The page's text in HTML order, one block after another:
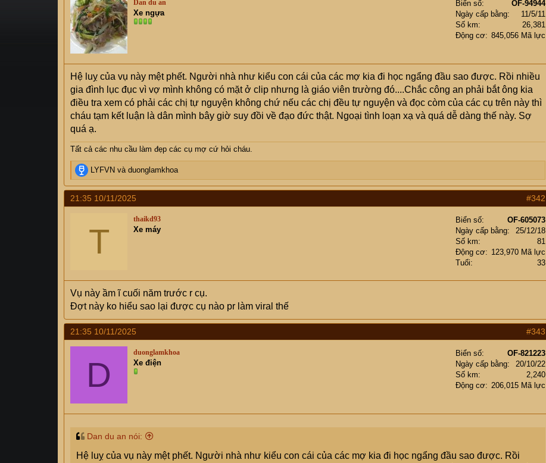
s
t
a
r
t
e
r
Dan du an
Xe ngựa
Biển số
OF-94944
Ngày cấp bằng
11/5/11
Số km
26,381
Động cơ
845,056 Mã lực
Hệ luỵ của vụ này mệt phết. Người nhà như kiểu con cái của các mợ kia đi học ngẩng đầu sao được. Rồi nhiều
gia đình lục đục vì vợ mình không có mặt ở clip nhưng là giáo viên trường đó....Chắc công an phải bắt ông kia
điều tra xem có phải các chị tự nguyện không chứ nếu các chị đều tự nguyện và đọc còm của các cụ trên này thì
cháu tạm kết luận là dân mình bây giờ suy đồi về đạo đức thật. Ngoại tình loạn xạ và quá dễ dàng thế này. Sợ
quá ạ.
Tất cả các nhu cầu làm đẹp các cụ mợ cứ hỏi cháu.
R
e
a
c
o
LYFVN và duonglamkhoa
21:35 10/11/2025 #342
T
thaikd93
Xe máy
Biển số
OF-605073
Ngày cấp bằng
25/12/18
Số km
81
Động cơ
123,970 Mã lực
Tuổi
33
Vụ này ầm ĩ cuối năm trước r cụ.
Đợt này ko hiểu sao lại được cụ nào pr làm viral thế
21:35 10/11/2025 #343
D
duonglamkhoa
Xe điện
Biển số
OF-821223
Ngày cấp bằng
20/10/22
Số km
2,240
Động cơ
206,015 Mã lực
Dan du an nói:
Hệ luỵ của vụ này mệt phết. Người nhà như kiểu con cái của các mợ kia đi học ngẩng đầu sao được. Rồi